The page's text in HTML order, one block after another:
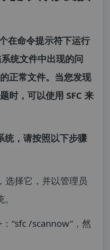
在命令提示符下运行
统文件中出现的问
正常文件。当您发现
时，可以使用 SFC 来
统，请按照以下步骤
选择它，并以管理员
“sfc /scannow”，然